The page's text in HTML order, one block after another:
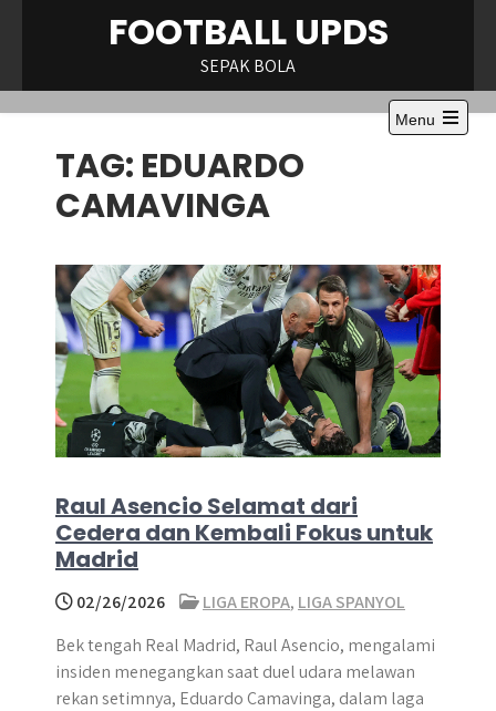
FOOTBALL UPDS
SEPAK BOLA
Menu
Open
TAG: EDUARDO
CAMAVINGA
Raul Asencio Selamat dari
Cedera dan Kembali Fokus untuk
Madrid
02/26/2026 LIGA EROPA, LIGA SPANYOL
Bek tengah Real Madrid, Raul Asencio, mengalami
insiden menegangkan saat duel udara melawan
rekan setimnya, Eduardo Camavinga, dalam laga